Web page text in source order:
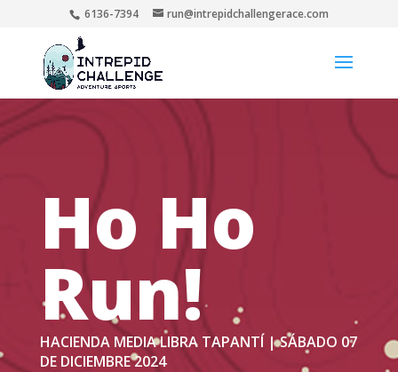
6136-7394 run@intrepidchallengerace.com
Ho Ho
Run!
HACIENDA MEDIA LIBRA TAPANTÍ | SÁBADO 07
DE DICIEMBRE 2024